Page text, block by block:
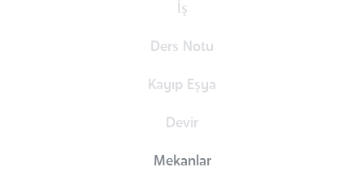
İş
Ders Notu
Kayıp Eşya
Devir
Mekanlar